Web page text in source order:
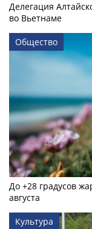
Делегация
во Вьетнаме
Общество
До +28 градусов
августа
Культура